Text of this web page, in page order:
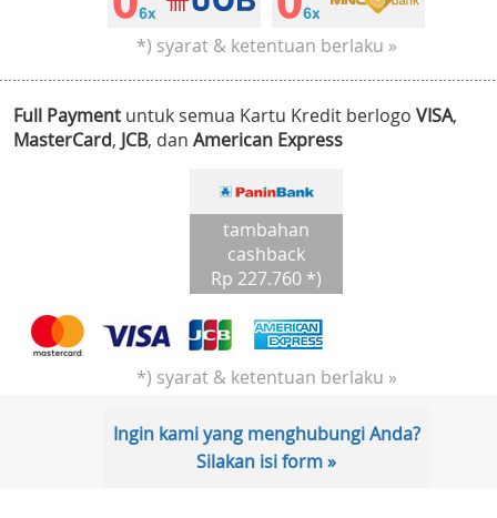
*) syarat & ketentuan berlaku »
Full Payment untuk semua Kartu Kredit berlogo VISA,
MasterCard, JCB, dan American Express
tambahan
cashback
Rp 227.760 *)
*) syarat & ketentuan berlaku »
Ingin kami yang menghubungi Anda?
Silakan isi form »